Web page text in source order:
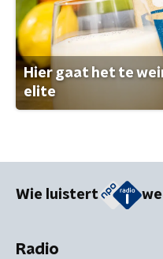
Hier gaat het te
elite
Wie luistert
Radio